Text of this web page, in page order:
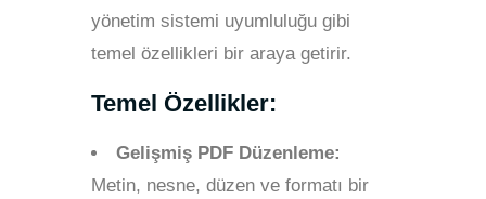
yönetim sistemi uyumluluğu gibi
temel özellikleri bir araya getirir.
Temel Özellikler:
Gelişmiş PDF Düzenleme:
Metin, nesne, düzen ve formatı bir